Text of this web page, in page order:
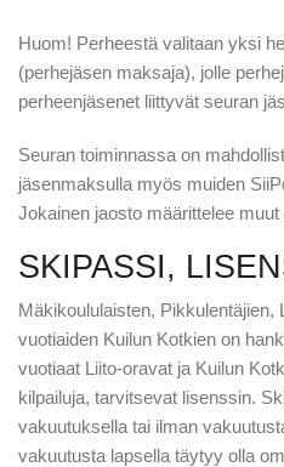
Huom! Perheestä valitaan yksi
(perhejäsen maksaja), jolle
perheenjäsenet liittyvät seuran
Seuran toiminnassa on
jäsenmaksulla myös muiden
Jokainen jaosto määrittelee
SKIPASSI,
Mäkikoululaisten, Pikkulentäjien,
vuotiaiden Kuilun Kotkien on
vuotiaat Liito-oravat ja Kuilun
kilpailuja, tarvitsevat lisenssin.
vakuutuksella tai ilman
vakuutusta lapsella täytyy olla